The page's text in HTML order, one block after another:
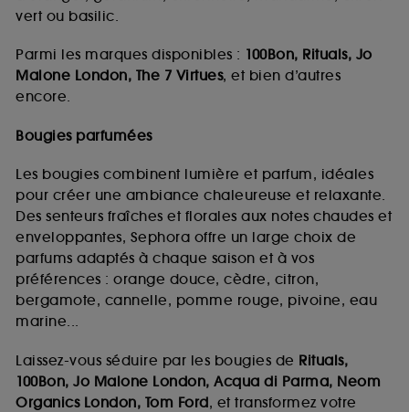
vert ou basilic.
Parmi les marques disponibles : 100Bon, Rituals, Jo
Malone London, The 7 Virtues, et bien d’autres
encore.
Bougies parfumées
Les bougies combinent lumière et parfum, idéales
pour créer une ambiance chaleureuse et relaxante.
Des senteurs fraîches et florales aux notes chaudes et
enveloppantes, Sephora offre un large choix de
parfums adaptés à chaque saison et à vos
préférences : orange douce, cèdre, citron,
bergamote, cannelle, pomme rouge, pivoine, eau
marine...
Laissez-vous séduire par les bougies de Rituals,
100Bon, Jo Malone London, Acqua di Parma, Neom
Organics London, Tom Ford, et transformez votre